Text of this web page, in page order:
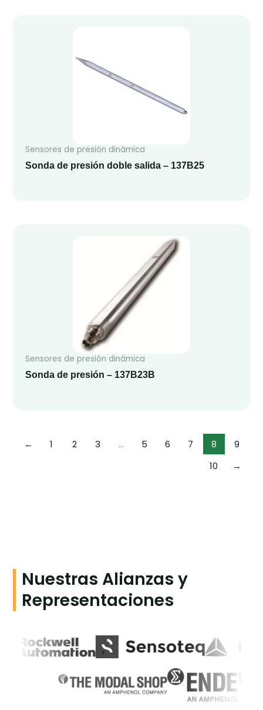
Sensores de presión dinámica
Sonda de presión doble salida – 137B25
Sensores de presión dinámica
Sonda de presión – 137B23B
← 1 2 3 … 5 6 7 8
9
10
→
Nuestras Alianzas y
Representaciones